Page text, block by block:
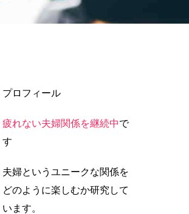
プロフィール
疲れない夫婦関係を継続中で
す
夫婦というユニークな関係を
どのように楽しむか研究して
います。